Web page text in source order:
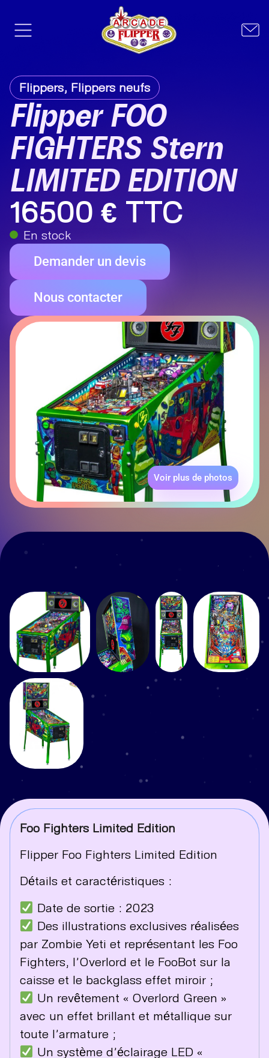
Flippers, Flippers neufs
Flipper FOO
FIGHTERS Stern
LIMITED EDITION
16500 € TTC
En stock
Demander un devis
Nous contacter
Voir plus de photos
Foo Fighters Limited Edition
Flipper Foo Fighters Limited Edition
Détails et caractéristiques :
Date de sortie : 2023
Des illustrations exclusives réalisées
par Zombie Yeti et représentant les Foo
Fighters, l’Overlord et le FooBot sur la
caisse et le backglass effet miroir ;
Un revêtement « Overlord Green »
avec un effet brillant et métallique sur
toute l’armature ;
Un système d’éclairage LED «